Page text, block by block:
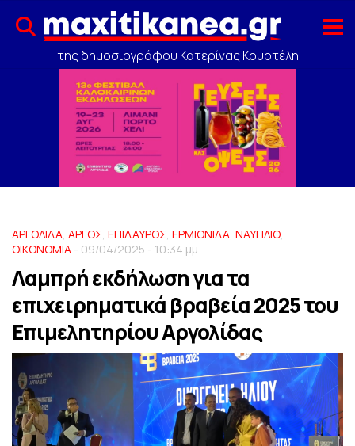
της δημοσιογράφου Κατερίνας Κουρτέλη
ΑΡΓΟΛΙΔΑ, ΑΡΓΟΣ, ΕΠΙΔΑΥΡΟΣ, ΕΡΜΙΟΝΙΔΑ, ΝΑΥΠΛΙΟ,
ΟΙΚΟΝΟΜΙΑ - 09/04/2025 - 10:34 μμ
Λαμπρή εκδήλωση για τα
επιχειρηματικά βραβεία 2025 του
Επιμελητηρίου Αργολίδας